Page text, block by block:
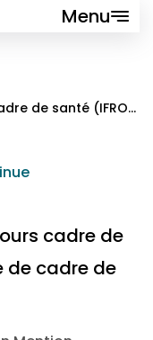
Menu
Master 1 ou Master 2 parcours cadre de santé (IFROSS) et diplôme de cadre de santé (IFCS-TL)
cadre de
de cadre de